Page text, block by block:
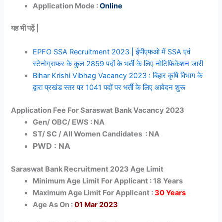
Application Mode :Online
यह भी पढ़ें |
EPFO SSA Recruitment 2023 | ईपीएफओ में SSA एवं
स्टेनोग्राफर के कुल 2859 पदों के भर्ती के लिए नोटिफिकेशन जारी
Bihar Krishi Vibhag Vacancy 2023 : बिहार कृषि विभाग के
द्वारा प्रखंड स्तर पर 1041 पदों पर भर्ती के लिए आवेदन शुरू
Application Fee For Saraswat Bank Vacancy 2023
Gen/ OBC/ EWS : NA
ST/ SC / All Women Candidates : NA
PWD : NA
Saraswat Bank Recruitment 2023 Age Limit
Minimum Age Limit For Applicant : 18 Years
Maximum Age Limit For Applicant :30 Years
Age As On :01 Mar 2023